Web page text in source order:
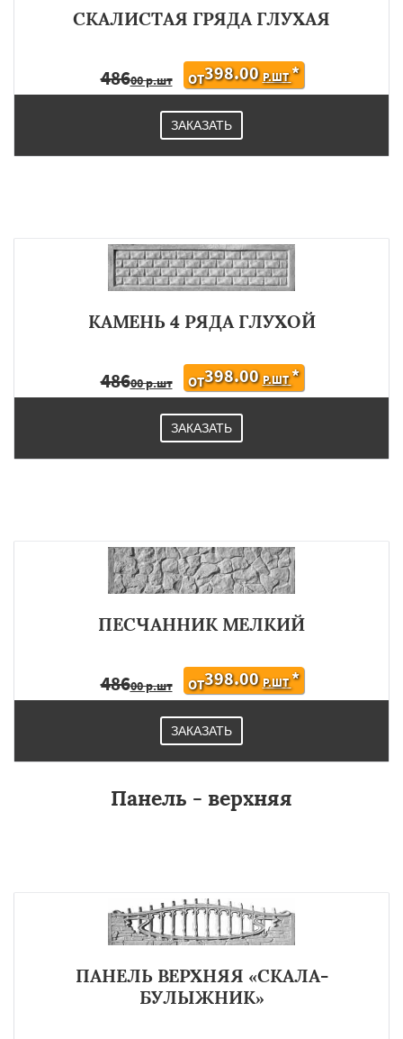
СКАЛИСТАЯ ГРЯДА ГЛУХАЯ
48600 р.шт ОТ398.00 Р.ШТ*
ЗАКАЗАТЬ
КАМЕНЬ 4 РЯДА ГЛУХОЙ
48600 р.шт ОТ398.00 Р.ШТ*
ЗАКАЗАТЬ
ПЕСЧАННИК МЕЛКИЙ
48600 р.шт ОТ398.00 Р.ШТ*
ЗАКАЗАТЬ
Панель - верхняя
ПАНЕЛЬ ВЕРХНЯЯ «СКАЛА-
БУЛЫЖНИК»